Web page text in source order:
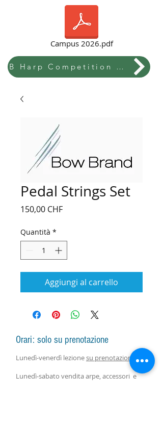
Campus 2026.pdf
B Harp Competition & Festival
Pedal Strings Set
150,00 CHFPrezzo
Quantità *
Aggiungi al carrello
Orari: solo su prenotazione
Lunedì-venerdì lezionesu prenotazione
Lunedì-sabato vendita arpe, accessori e